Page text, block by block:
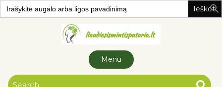
Search
for:Skip to
Menu